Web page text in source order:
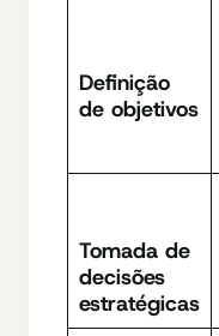
Definição
de objetivos
Tomada de
decisões
estratégicas